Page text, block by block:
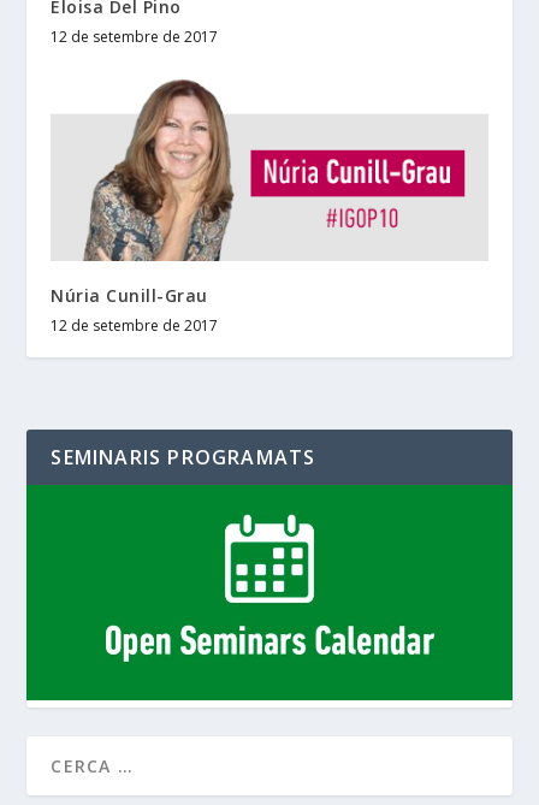
Eloisa Del Pino
12 de setembre de 2017
Núria Cunill-Grau
12 de setembre de 2017
SEMINARIS PROGRAMATS